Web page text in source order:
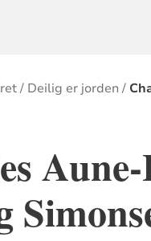
Deilig er jorden